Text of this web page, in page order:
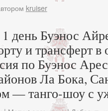
kruiser
день Буэнос
и трансферт в
по Буэнос
Ла Бока,
— танго-шоу с